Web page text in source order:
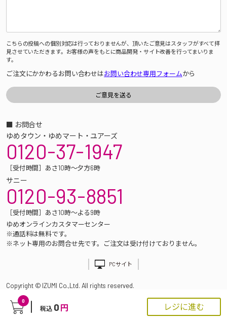
0
税込 0 円 レジに進む
こちらの投稿への個別対応は行っておりませんが、頂いたご意見はスタッフがすべて拝
見させていただきます。お客様の声をもとに商品開発・サイト改善を行ってまいりま
す。
ご注文にかかわるお問い合わせはお問い合わせ専用フォームから
■ お問合せ
ゆめタウン・ゆめマート・ユアーズ
0120-37-1947
［受付時間］あさ10時～夕方6時
サニー
0120-93-8851
［受付時間］あさ10時～よる9時
ゆめオンラインカスタマーセンター
※通話料は無料です。
※ネット専用のお問合せ先です。ご注文は受け付けておりません。
PCサイト
Copyright © IZUMI Co.,Ltd. All rights reserved.